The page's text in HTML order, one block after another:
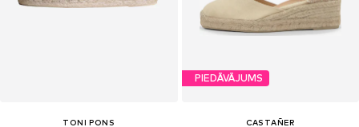
TONI PONS
PIEDĀVĀJUMS
CASTAÑER